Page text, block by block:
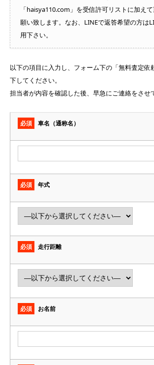
「haisya110.com」を受信許可リストに加え
願い致します。なお、LINEで返答希望の方は
用下さい。
以下の項目に入力し、フォーム下の「無料査定依
下してください。
担当者が内容を確認した後、早急にご連絡をさせ
必須 車名（通称名）
必須 年式
必須 走行距離
必須 お名前